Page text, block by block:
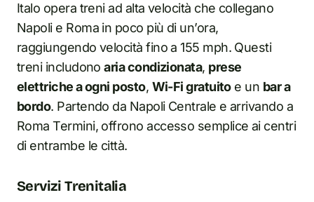
Italo opera treni ad alta velocità che collegano
Napoli e Roma in poco più di un’ora,
raggiungendo velocità fino a 155 mph. Questi
treni includonoaria condizionata, prese
elettriche a ogni posto, Wi-Fi gratuitoe un bar a
bordo. Partendo da Napoli Centrale e arrivando a
Roma Termini, offrono accesso semplice ai centri
di entrambe le città.
Servizi Trenitalia